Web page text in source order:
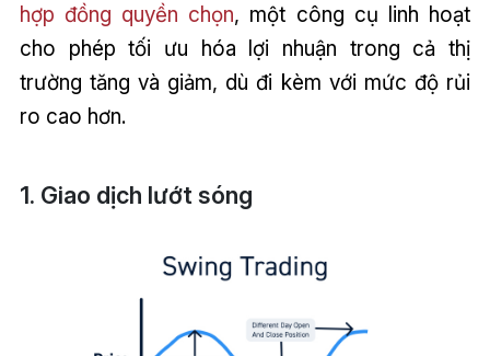
hợp đồng quyền chọn, một công cụ linh hoạt
cho phép tối ưu hóa lợi nhuận trong cả thị
trường tăng và giảm, dù đi kèm với mức độ rủi
ro cao hơn.
1. Giao dịch lướt sóng